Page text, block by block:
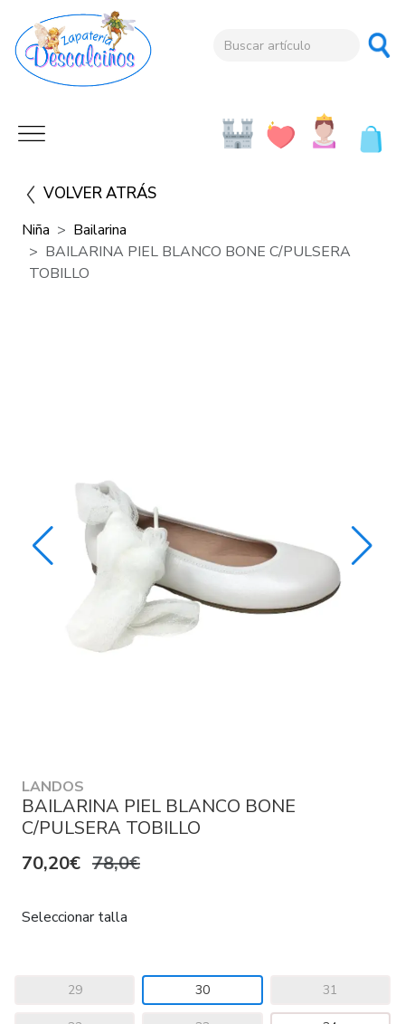
VOLVER ATRÁS
Niña
Bailarina
BAILARINA PIEL BLANCO BONE C/PULSERA
TOBILLO
LANDOS
BAILARINA PIEL BLANCO BONE
C/PULSERA TOBILLO
70,20€ 78,0€
Seleccionar talla
29 30 31